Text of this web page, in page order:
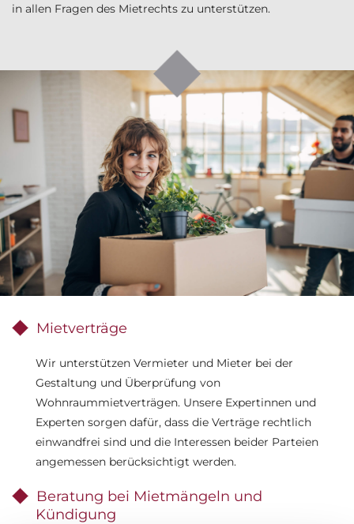
in allen Fragen des Mietrechts zu unterstützen.
Mietverträge
Wir unterstützen Vermieter und Mieter bei der
Gestaltung und Überprüfung von
Wohnraummietverträgen. Unsere Expertinnen und
Experten sorgen dafür, dass die Verträge rechtlich
einwandfrei sind und die Interessen beider Parteien
angemessen berücksichtigt werden.
Beratung bei Mietmängeln und
Kündigung